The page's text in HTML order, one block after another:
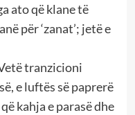
ato që klane të
për ‘zanat’; jetë e
tranzicioni
e luftës së paprerë
kahja e parasë dhe